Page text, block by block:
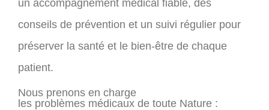
un accompagnement médical fiable, des
conseils de prévention et un suivi régulier pour
préserver la santé et le bien-être de chaque
patient.
Nous prenons en charge
les problèmes médicaux de toute Nature :